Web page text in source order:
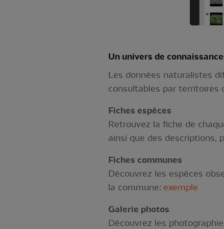
Un univers de
Les données naturalistes
consultables par territoires
Fiches espèces
Retrouvez la fiche de
ainsi que des descriptions,
Fiches communes
Découvrez les espèces
la commune: exemple
Galerie photos
Découvrez les